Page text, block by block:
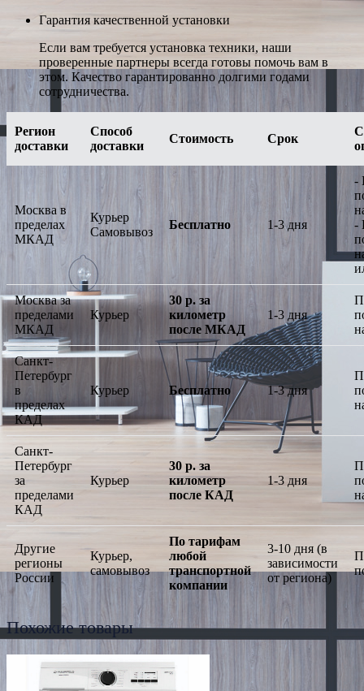
Гарантия качественной установки
Если вам требуется установка техники, наши
проверенные партнеры всегда готовы помочь вам в
этом. Качество гарантированно долгими годами
сотрудничества.
Регион
доставки
Способ
доставки
Стоимость Срок
Москва в
пределах
МКАД
Курьер
Самовывоз
Бесплатно 1-3 дня
-
-
Москва за
пределами
МКАД
Курьер
30 р. за
километр
после МКАД
1-3 дня
Санкт-
Петербург
в
пределах
КАД
Курьер Бесплатно 1-3 дня
Санкт-
Петербург
за
пределами
КАД
Курьер
30 р. за
километр
после КАД
1-3 дня
Другие
регионы
России
Курьер,
самовывоз
По тарифам
любой
транспортной
компании
3-10 дня (в
зависимости
от региона)
Похожие товары